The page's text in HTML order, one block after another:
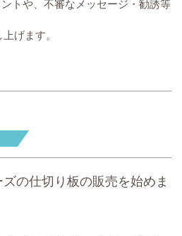
トや、不審なメッセージ・勧誘等
げます。
の仕切り板の販売を始めま